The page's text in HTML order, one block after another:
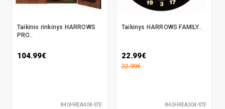
Taikinio rinkinys HARROWS
PRO..
104.99€
840HREA404-STE
Taikinys HARROWS FAMILY..
22.99€
22.99€
840HREA304-STE